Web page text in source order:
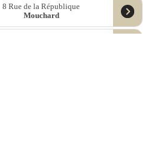
8 Rue de la République
Mouchard